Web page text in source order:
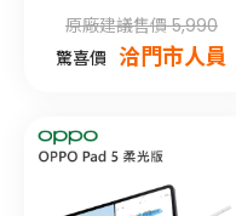
原廠建議售價 5,990
驚喜價 洽門市人員